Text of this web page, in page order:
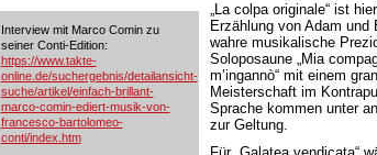
Interview mit Marco Comin zu
seiner Conti-Edition:
https://www.takte-
online.de/suchergebnis/detailansicht-
suche/artikel/einfach-brillant-
marco-comin-ediert-musik-von-
francesco-bartolomeo-
conti/index.htm
„La colpa originale“ ist
Erzählung von Adam
wahre musikalische
Soloposaune „Mia
m’ingannò“ mit einem
Meisterschaft im
Sprache kommen unter
zur Geltung.